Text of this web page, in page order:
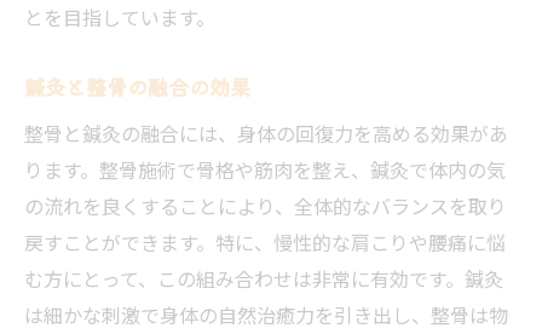
とを目指しています。
鍼灸と整骨の融合の効果
整骨と鍼灸の融合には、身体の回復力を高める効果があ
ります。整骨施術で骨格や筋肉を整え、鍼灸で体内の気
の流れを良くすることにより、全体的なバランスを取り
戻すことができます。特に、慢性的な肩こりや腰痛に悩
む方にとって、この組み合わせは非常に有効です。鍼灸
は細かな刺激で身体の自然治癒力を引き出し、整骨は物